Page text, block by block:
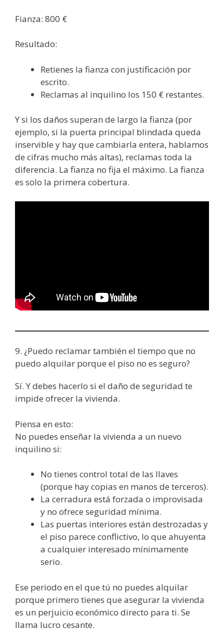
Fianza: 800 €
Resultado:
Retienes la fianza con justificación por
escrito.
Reclamas al inquilino los 150 € restantes.
Y si los daños superan de largo la fianza (por
ejemplo, si la puerta principal blindada queda
inservible y hay que cambiarla entera, hablamos
de cifras mucho más altas), reclamas toda la
diferencia. La fianza no fija el máximo. La fianza
es solo la primera cobertura.
9. ¿Puedo reclamar también el tiempo que no
puedo alquilar porque el piso no es seguro?
Sí. Y debes hacerlo si el daño de seguridad te
impide ofrecer la vivienda.
Piensa en esto:
No puedes enseñar la vivienda a un nuevo
inquilino si:
No tienes control total de las llaves
(porque hay copias en manos de terceros).
La cerradura está forzada o improvisada
y no ofrece seguridad mínima.
Las puertas interiores están destrozadas y
el piso parece conflictivo, lo que ahuyenta
a cualquier interesado mínimamente
serio.
Ese periodo en el que tú no puedes alquilar
porque primero tienes que asegurar la vivienda
es un perjuicio económico directo para ti. Se
llama lucro cesante.